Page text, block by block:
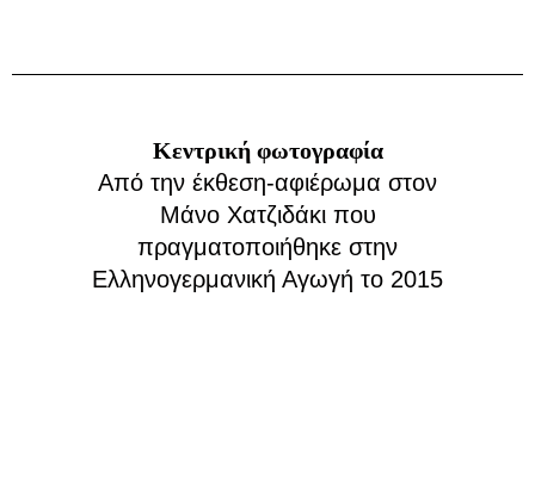
Κεντρική φωτογραφία
Από την έκθεση-αφιέρωμα στον
Μάνο Χατζιδάκι που
πραγματοποιήθηκε στην
Ελληνογερμανική Αγωγή το 2015